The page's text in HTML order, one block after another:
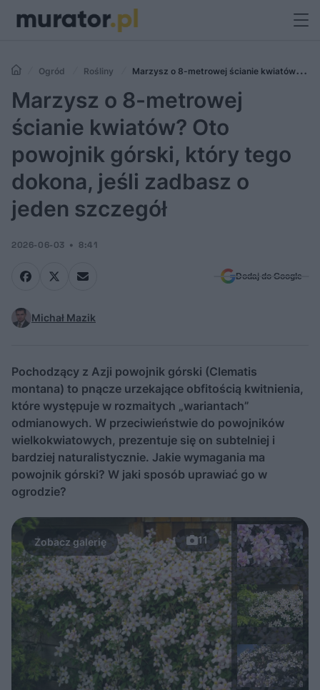
Ogród Rośliny
Marzysz o 8-metrowej ścianie kwiatów?
Oto powojnik górski, który tego dokona, jeśli zadbasz o jeden szczegół
Marzysz o 8-metrowej
ścianie kwiatów? Oto
powojnik górski, który tego
dokona, jeśli zadbasz o
jeden szczegół
2026-06-03 8:41
Dodaj do Google
Michał Mazik
Pochodzący z Azji powojnik górski (Clematis
montana) to pnącze urzekające obfitością kwitnienia,
które występuje w rozmaitych „wariantach”
odmianowych. W przeciwieństwie do powojników
wielkokwiatowych, prezentuje się on subtelniej i
bardziej naturalistycznie. Jakie wymagania ma
powojnik górski? W jaki sposób uprawiać go w
ogrodzie?
11